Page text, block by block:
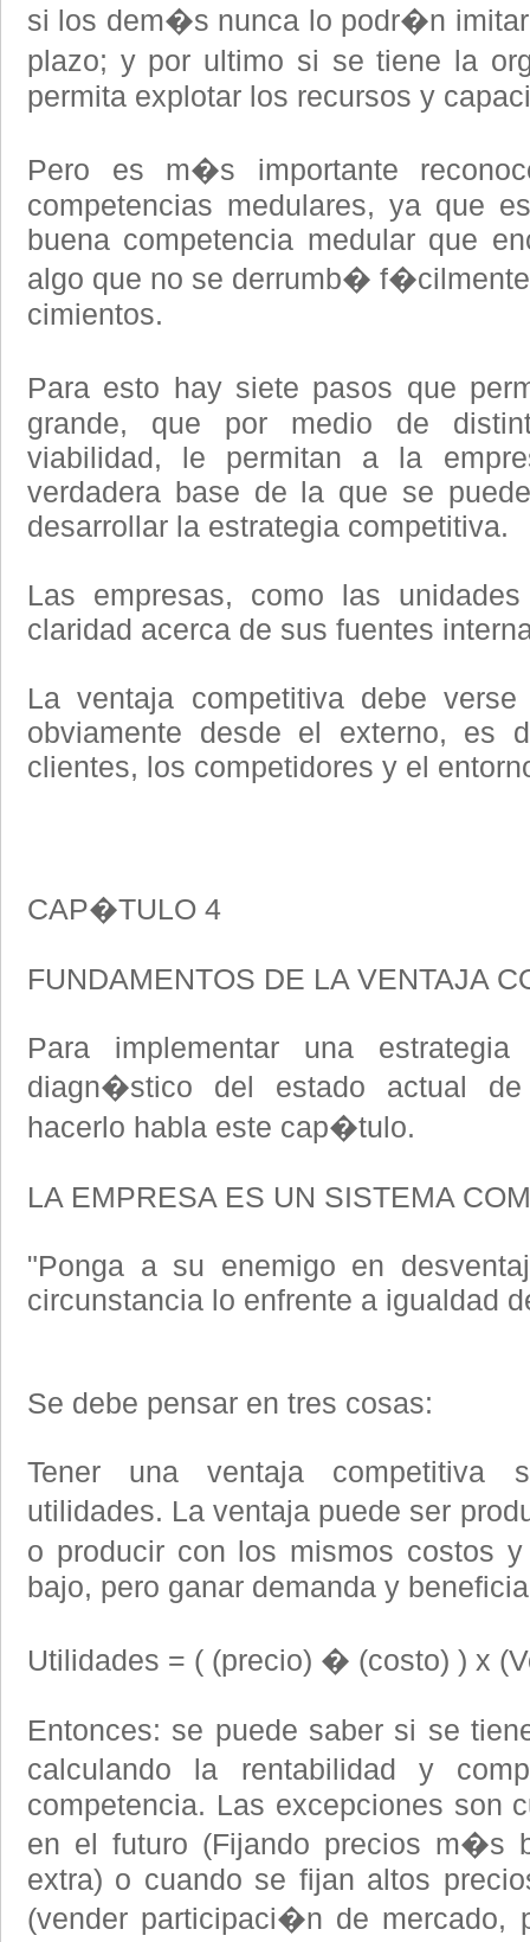
si los dem�s nunca lo podr�n
plazo; y por ultimo si se tiene la
permita explotar los recursos y
Pero es m�s importante
competencias medulares, ya que
buena competencia medular que
algo que no se derrumb�
cimientos.
Para esto hay siete pasos que
grande, que por medio de
viabilidad, le permitan a la
verdadera base de la que se
desarrollar la estrategia competitiva.
Las empresas, como las
claridad acerca de sus fuentes
La ventaja competitiva debe
obviamente desde el externo, es
clientes, los competidores y el
CAP�TULO 4
FUNDAMENTOS DE LA VENTAJA
Para implementar una
diagn�stico del estado actual
hacerlo habla este cap�tulo.
LA EMPRESA ES UN SISTEMA
"Ponga a su enemigo en
circunstancia lo enfrente a igualdad
Se debe pensar en tres cosas:
Tener una ventaja competitiva
utilidades. La ventaja puede ser
o producir con los mismos costos
bajo, pero ganar demanda y
Utilidades = ( (precio) � (costo) ) x
Entonces: se puede saber si se
calculando la rentabilidad y
competencia. Las excepciones son
en el futuro (Fijando precios m�s
extra) o cuando se fijan altos
(vender participaci�n de